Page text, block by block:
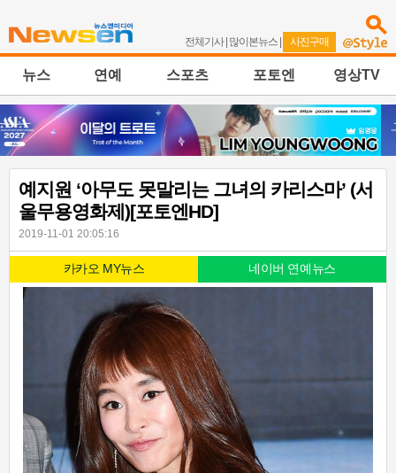
전체기사| 많이본뉴스 | 사진구매
뉴스 연예 스포츠 포토엔 영상TV
예지원 ‘아무도 못말리는 그녀의 카리스마’ (서
울무용영화제)[포토엔HD]
2019-11-01 20:05:16
카카오 MY뉴스 네이버 연예뉴스